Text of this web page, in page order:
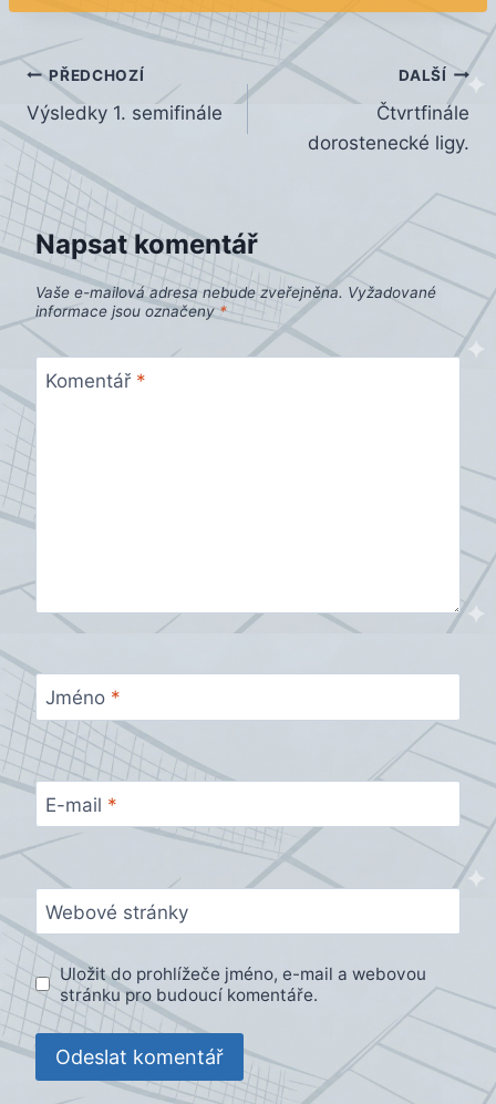
Navigace
pro
příspěvek
PŘEDCHOZÍ
Výsledky 1. semifinále
DALŠÍ
Čtvrtfinále
dorostenecké ligy.
Napsat komentář
Vaše e-mailová adresa nebude zveřejněna. Vyžadované
informace jsou označeny*
Komentář *
Jméno *
E-mail *
Webové stránky
Uložit do prohlížeče jméno, e-mail a webovou
stránku pro budoucí komentáře.